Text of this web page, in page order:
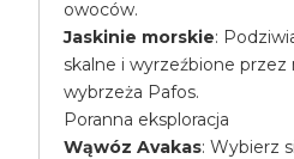
owoców.
Jaskinie morskie:
skalne i wyrzeźbione przez
wybrzeża Pafos.
Poranna eksploracja
Wąwóz Avakas: Wybierz